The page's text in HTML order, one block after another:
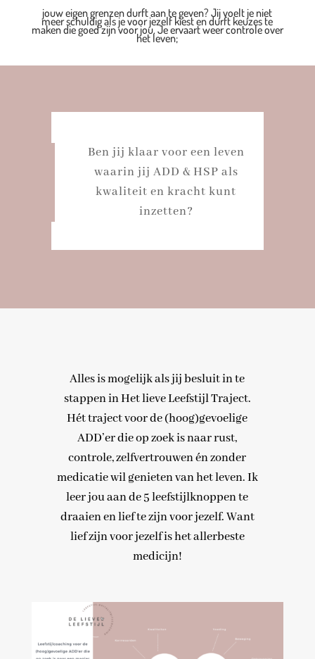
jouw eigen grenzen durft aan te geven? Jij voelt je niet
meer schuldig als je voor jezelf kiest en durft keuzes te
maken die goed zijn voor jou. Je ervaart weer controle over
het leven;
Ben jij klaar voor een leven
waarin jij ADD & HSP als
kwaliteit en kracht kunt
inzetten?
Alles is mogelijk als jij besluit in te
stappen in Het lieve Leefstijl Traject.
Hét traject voor de (hoog)gevoelige
ADD’er die op zoek is naar rust,
controle, zelfvertrouwen én zonder
medicatie wil genieten van het leven. Ik
leer jou aan de 5 leefstijlknoppen te
draaien en lief te zijn voor jezelf. Want
lief zijn voor jezelf is het allerbeste
medicijn!